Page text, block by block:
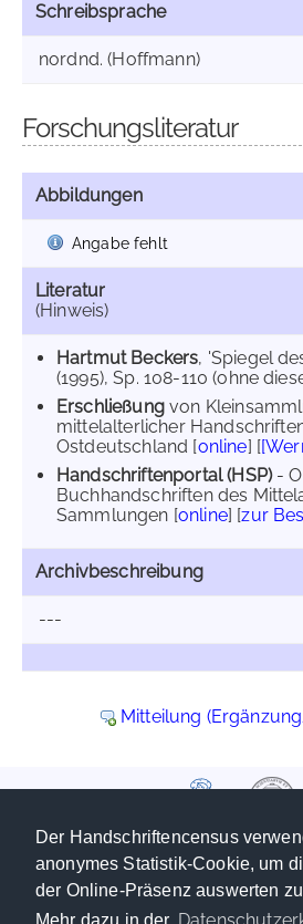
Der Handschriftencensus
anonymes Statistik-Cookie, um
der Online-Präsenz auswerten
Schreibsprache
nordnd. (Hoffmann)
Forschungsliteratur
Abbildungen
Angabe fehlt
Literatur
(Hinweis)
Hartmut Beckers, 'Spiegel
(1995), Sp. 108-110 (ohne
Erschließungvon
mittelalterlicher
Ostdeutschland [online] [
Handschriftenportal (HSP)-
Buchhandschriften des
Sammlungen [online] [zur
Archivbeschreibung
---
Mitteilung